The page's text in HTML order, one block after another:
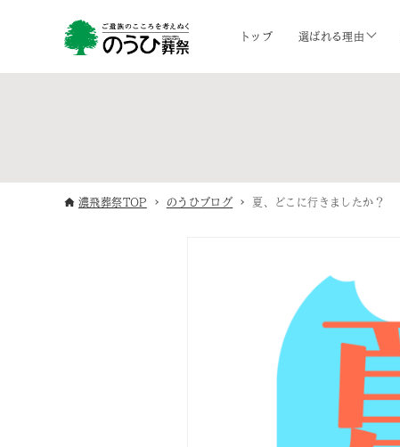
トップ 選ばれる理由
濃飛葬祭TOP のうひブログ 夏、どこに行きましたか？